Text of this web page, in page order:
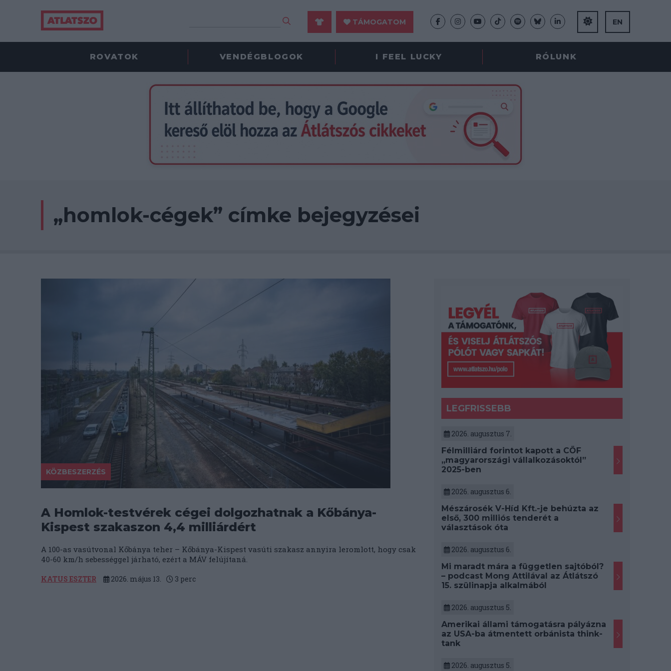
TÁMOGATOM EN
ROVATOK VENDÉGBLOGOK I FEEL LUCKY RÓLUNK
„homlok-cégek” címke bejegyzései
KÖZBESZERZÉS
A Homlok-testvérek cégei dolgozhatnak a Kőbánya-
Kispest szakaszon 4,4 milliárdért
A 100-as vasútvonal Kőbánya teher – Kőbánya-Kispest vasúti szakasz annyira leromlott, hogy csak
40-60 km/h sebességgel járható, ezért a MÁV felújítaná.
KATUS ESZTER 2026. május 13. 3 perc
LEGFRISSEBB
2026. augusztus 7.
Félmilliárd forintot kapott a CÖF
„magyarországi vállalkozásoktól”
2025-ben
2026. augusztus 6.
Mészárosék V-Híd Kft.-je behúzta az
első, 300 milliós tenderét a
választások óta
2026. augusztus 6.
Mi maradt mára a független sajtóból?
– podcast Mong Attilával az Átlátszó
15. szülinapja alkalmából
2026. augusztus 5.
Amerikai állami támogatásra pályázna
az USA-ba átmentett orbánista think-
tank
2026. augusztus 5.